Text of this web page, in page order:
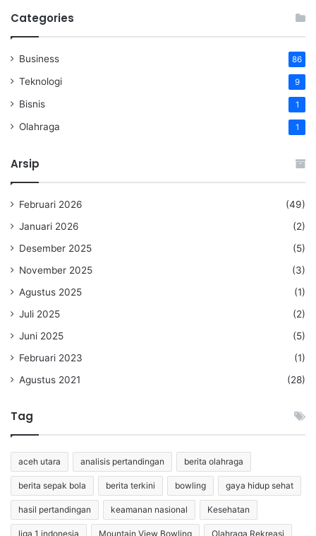
Categories
Business 86
Teknologi 9
Bisnis 1
Olahraga 1
Arsip
Februari 2026
(49)
Januari 2026
(2)
Desember 2025
(5)
November 2025
(3)
Agustus 2025
(1)
Juli 2025
(2)
Juni 2025
(5)
Februari 2023
(1)
Agustus 2021
(28)
Tag
aceh utara analisis pertandingan berita olahraga
berita sepak bola berita terkini bowling gaya hidup sehat
hasil pertandingan keamanan nasional Kesehatan
liga 1 indonesia Mountain View Bowling Olahraga Rekreasi